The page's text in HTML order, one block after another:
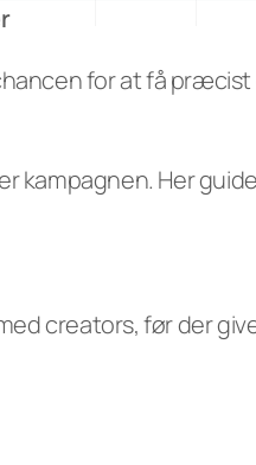
for at få
kampagnen. Her
creators, før der